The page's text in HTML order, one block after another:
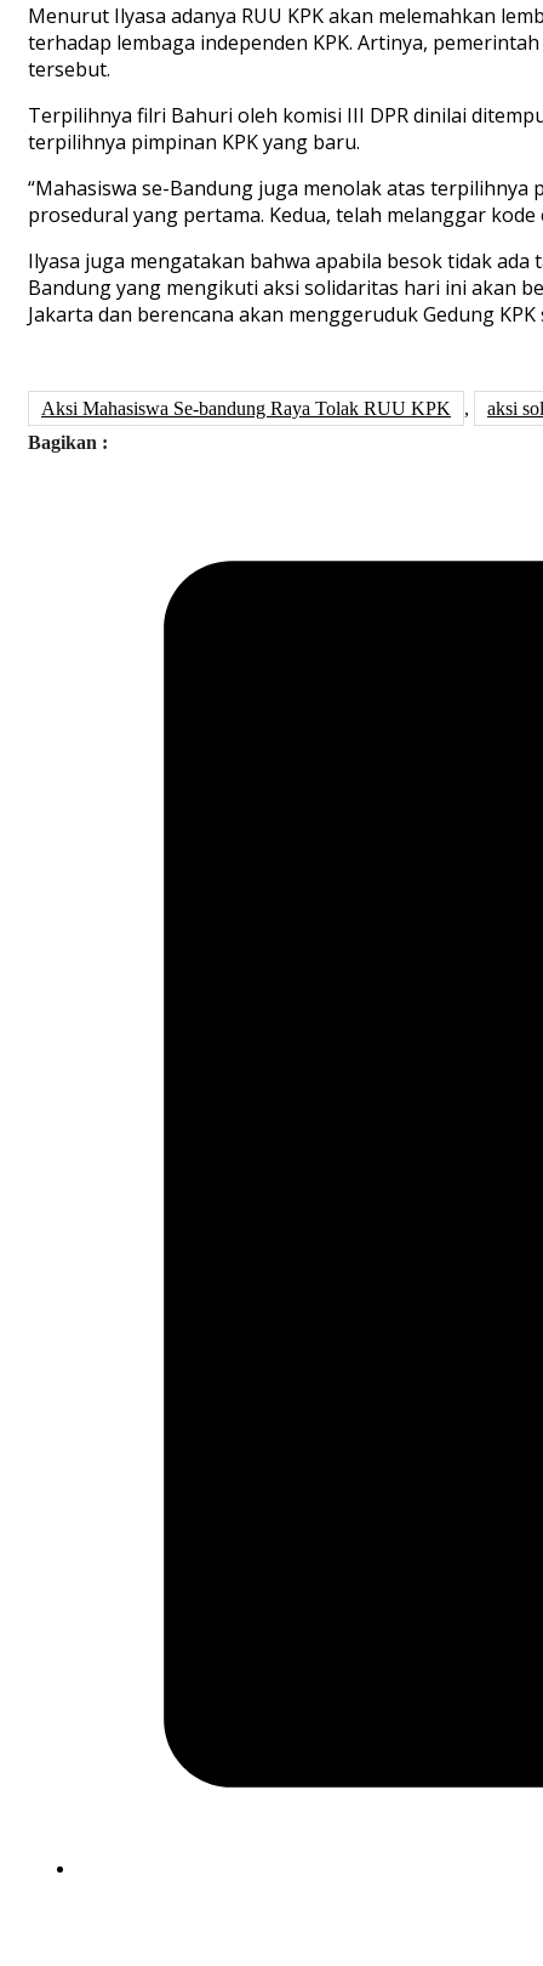
Menurut Ilyasa adanya RUU KPK akan melemahkan
terhadap lembaga independen KPK. Artinya,
tersebut.
Terpilihnya filri Bahuri oleh komisi III DPR dinilai
terpilihnya pimpinan KPK yang baru.
“Mahasiswa se-Bandung juga menolak atas
prosedural yang pertama. Kedua, telah melanggar
Ilyasa juga mengatakan bahwa apabila besok tidak
Bandung yang mengikuti aksi solidaritas hari ini akan
Jakarta dan berencana akan menggeruduk Gedung
Aksi Mahasiswa Se-bandung Raya Tolak RUU KPK ,
aksi
Bagikan :